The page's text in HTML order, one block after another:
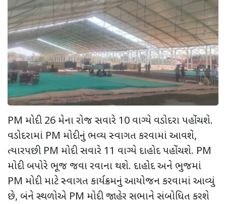
PM મોદી 26 મેના રોજ સવારે 10 વાગ્યે વડોદરા પહોંચશે.
વડોદરામાં PM મોદીનું ભવ્ય સ્વાગત કરવામાં આવશે,
ત્યારપછી PM મોદી સવારે 11 વાગ્યે દાહોદ પહોંચશે. PM
મોદી બપોરે ભૂજ જવા રવાના થશે. દાહોદ અને ભુજમાં
PM મોદી માટે સ્વાગત કાર્યક્રમનું આયોજન કરવામાં આવ્યું
છે, બંને સ્થળોએ PM મોદી જાહેર સભાને સંબોધિત કરશે